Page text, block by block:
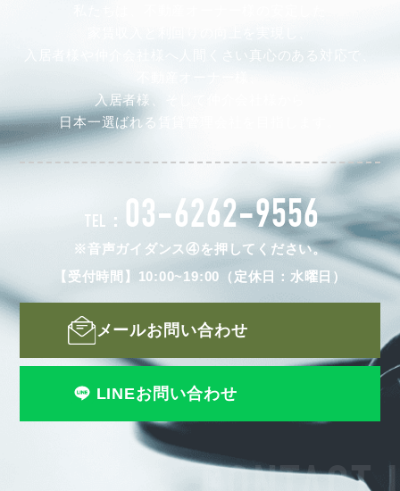
入居者様や仲介会社様へ人間くさい真心のある対応で、
入居者様、そして仲介会社様から
日本一選ばれる賃貸管理会社を目指します。
TEL： 03-6262-9556
※音声ガイダンス④を押してください。
【受付時間】10:00~19:00（定休日：水曜日）
メールお問い合わせ
LINEお問い合わせ